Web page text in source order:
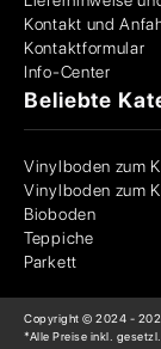
Kontakt und
Kontaktformular
Info-Center
Beliebte
Vinylboden zum
Vinylboden zum
Bioboden
Teppiche
Parkett
Copyright © 2024 -
*Alle Preise inkl.